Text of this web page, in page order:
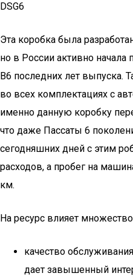
DSG6
Эта коробка была
но в России активно начала
B6 последних лет выпуска.
во всех комплектациях с
именно данную коробку
что даже Пассаты 6
сегодняшних дней с этим
расходов, а пробег на
км.
На ресурс влияет
качество
дает завышенный